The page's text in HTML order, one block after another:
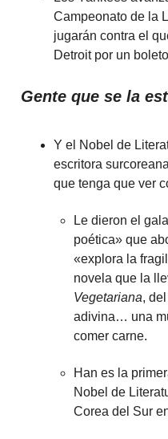
Campeonato de la
jugarán contra el
Detroit por un
Gente que se la
Y el Nobel de
escritora surcoreana
que tenga que ver
Le dieron el
poética» que
«explora la
novela que la
Vegetariana,
adivina… una
comer carne.
Han es la
Nobel de
Corea del Sur